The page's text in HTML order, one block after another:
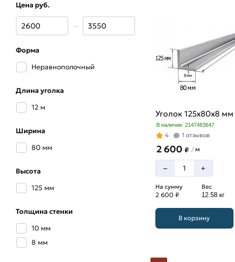
Цена руб.
—
Форма
Неравнополочный
Длина уголка
12 м
Ширина
80 мм
Высота
125 мм
Толщина стенки
10 мм
8 мм
Уголок 125х80х8 мм
В наличии: 2147483647
4 1 отзывов
2 600 ₽ /м
– +
На сумму
2 600 ₽
Вес
12.58 кг
В корзину